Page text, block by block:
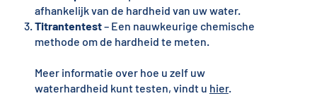
afhankelijk van de hardheid van uw water.
Titrantentest– Een nauwkeurige chemische
methode om de hardheid te meten.
Meer informatie over hoe u zelf uw
waterhardheid kunt testen, vindt u hier.